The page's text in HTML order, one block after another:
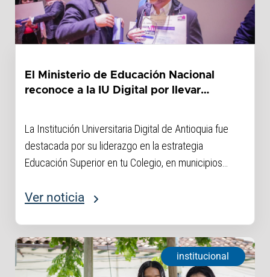
El Ministerio de Educación Nacional
reconoce a la IU Digital por llevar
La Institución Universitaria Digital de Antioquia fue
destacada por su liderazgo en la estrategia
Educación Superior en tu Colegio, en municipios
(Cauca), Cumaribo (Vichada), San Andrés Isla y Santa
Ver noticia
institucional